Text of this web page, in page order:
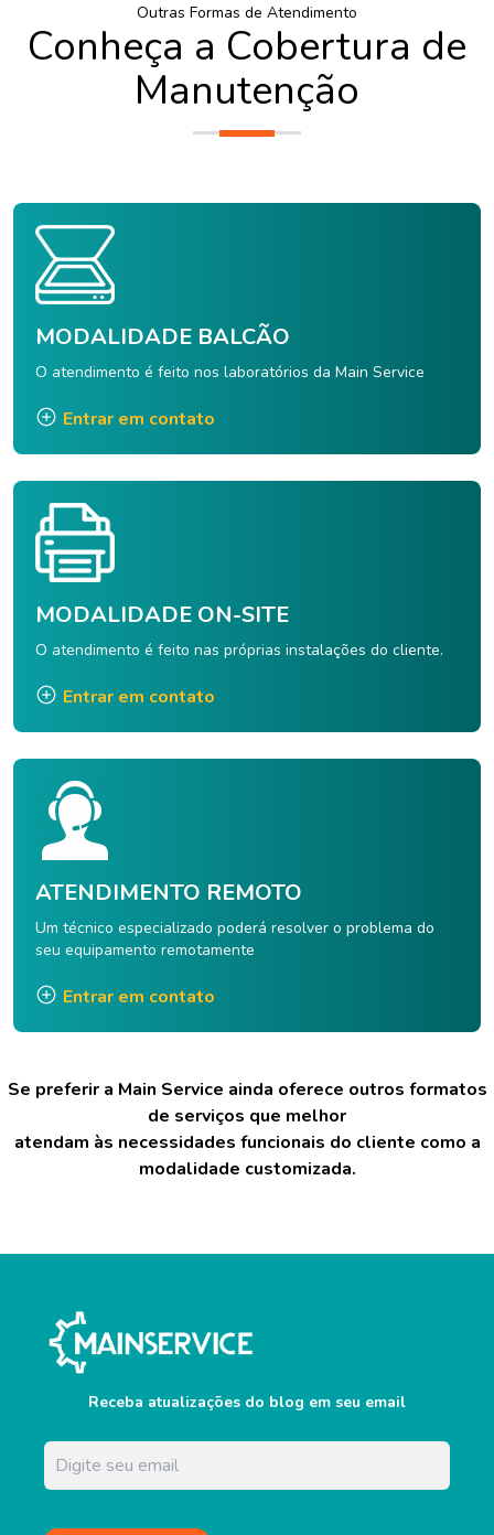
Outras Formas de Atendimento
Conheça a Cobertura de
Manutenção
MODALIDADE BALCÃO
O atendimento é feito nos laboratórios da Main Service
Entrar em contato
MODALIDADE ON-SITE
O atendimento é feito nas próprias instalações do cliente.
Entrar em contato
ATENDIMENTO REMOTO
Um técnico especializado poderá resolver o problema do
seu equipamento remotamente
Entrar em contato
Se preferir a Main Service ainda oferece outros formatos
de serviços que melhor
atendam às necessidades funcionais do cliente como a
modalidade customizada.
Receba atualizações do blog em seu email